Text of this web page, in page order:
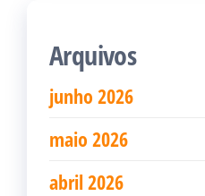
Arquivos
junho 2026
maio 2026
abril 2026